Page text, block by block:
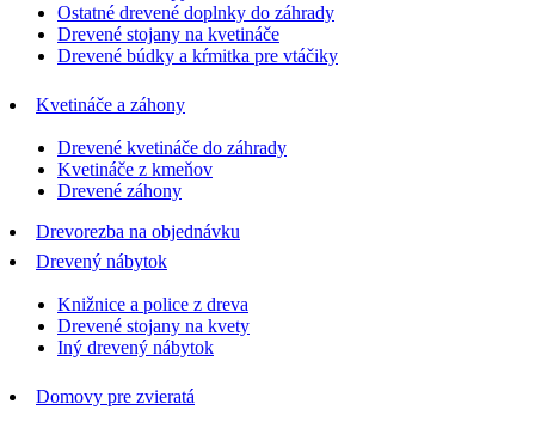
Ostatné drevené doplnky do záhrady
Drevené stojany na kvetináče
Drevené búdky a kŕmitka pre vtáčiky
Kvetináče a záhony
Drevené kvetináče do záhrady
Kvetináče z kmeňov
Drevené záhony
Drevorezba na objednávku
Drevený nábytok
Knižnice a police z dreva
Drevené stojany na kvety
Iný drevený nábytok
Domovy pre zvieratá